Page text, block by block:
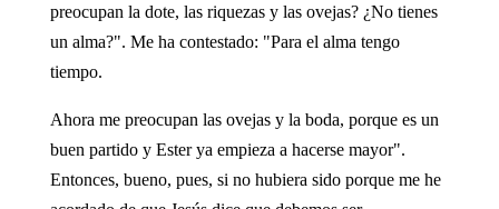
preocupan la dote, las riquezas y las ovejas? ¿No tienes
un alma?". Me ha contestado: "Para el alma tengo
tiempo.
Ahora me preocupan las ovejas y la boda, porque es un
buen partido y Ester ya empieza a hacerse mayor".
Entonces, bueno, pues, si no hubiera sido porque me he